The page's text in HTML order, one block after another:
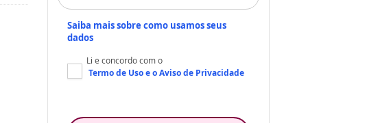
Saiba mais sobre como usamos seus
dados
Li e concordo com o
Termo de Usoe oAviso de Privacidade